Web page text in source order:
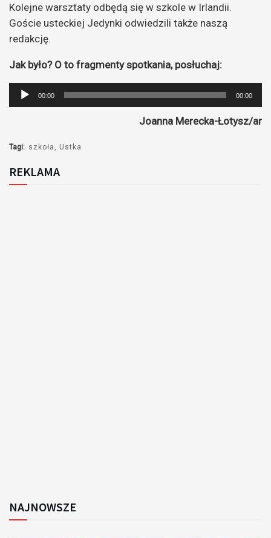
Kolejne warsztaty odbędą się w szkole w Irlandii.
Goście usteckiej Jedynki odwiedzili także naszą
redakcję.
Jak było? O to fragmenty spotkania, posłuchaj:
Odtwarzacz
plików
00:00 00:00
Joanna Merecka-Łotysz/ar
Tagi: szkoła Ustka
REKLAMA
NAJNOWSZE